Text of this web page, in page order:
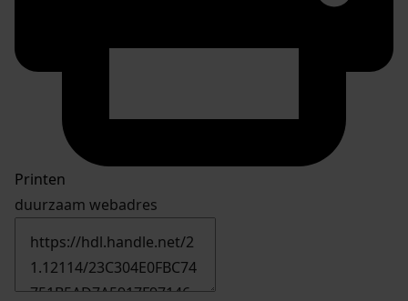
Printen
duurzaam webadres